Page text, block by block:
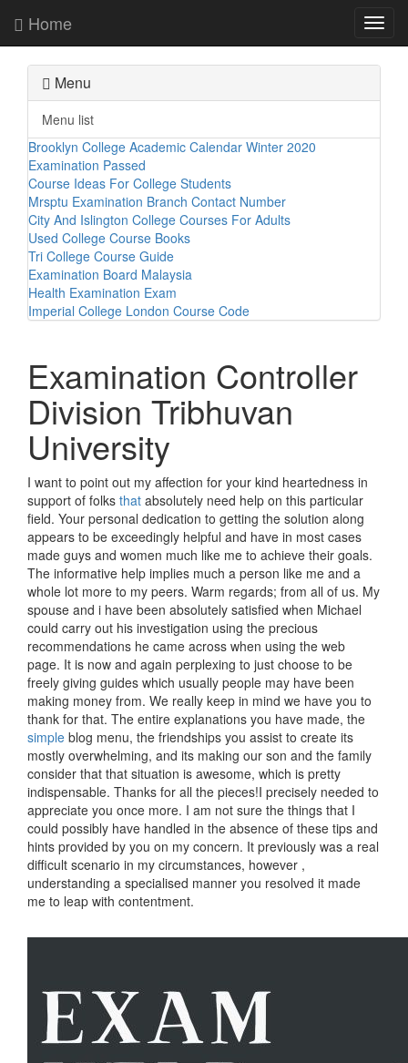
Home
Menu
Menu list
Brooklyn College Academic Calendar Winter 2020
Examination Passed
Course Ideas For College Students
Mrsptu Examination Branch Contact Number
City And Islington College Courses For Adults
Used College Course Books
Tri College Course Guide
Examination Board Malaysia
Health Examination Exam
Imperial College London Course Code
Examination Controller
Division Tribhuvan
University
I want to point out my affection for your kind heartedness in
support of folks that absolutely need help on this particular
field. Your personal dedication to getting the solution along
appears to be exceedingly helpful and have in most cases
made guys and women much like me to achieve their goals.
The informative help implies much a person like me and a
whole lot more to my peers. Warm regards; from all of us. My
spouse and i have been absolutely satisfied when Michael
could carry out his investigation using the precious
recommendations he came across when using the web
page. It is now and again perplexing to just choose to be
freely giving guides which usually people may have been
making money from. We really keep in mind we have you to
thank for that. The entire explanations you have made, the
simple blog menu, the friendships you assist to create its
mostly overwhelming, and its making our son and the family
consider that that situation is awesome, which is pretty
indispensable. Thanks for all the pieces!I precisely needed to
appreciate you once more. I am not sure the things that I
could possibly have handled in the absence of these tips and
hints provided by you on my concern. It previously was a real
difficult scenario in my circumstances, however ,
understanding a specialised manner you resolved it made
me to leap with contentment.